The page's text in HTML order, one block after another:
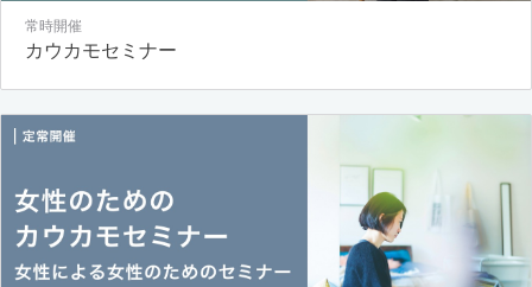
常時開催
カウカモセミナー